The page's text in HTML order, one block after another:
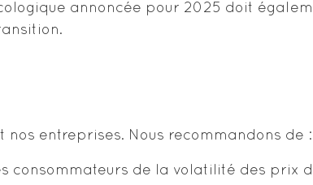
annoncée pour 2025 doit
entreprises. Nous recommandons de :
de la volatilité des prix